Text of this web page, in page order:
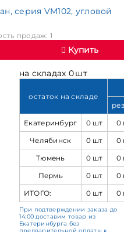
серия VM102, угловой
продаж: 1
Купить
на складах 0 шт
остаток на складе
Екатеринбург
0 шт
0
Челябинск
0 шт
0
Тюмень
0 шт
0
Пермь
0 шт
0
ИТОГО:
0 шт 0
При подтверждении заказа до
14:00 доставим товар из
Екатеринбурга без
предварительной оплаты к